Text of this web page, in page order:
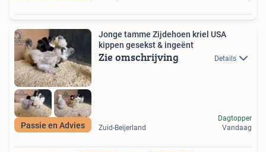
Passie en Advies
Jonge tamme Zijdehoen kriel USA
kippen gesekst & ingeënt
Zie omschrijving Details
Zuid-Beijerland
Dagtopper
Vandaag